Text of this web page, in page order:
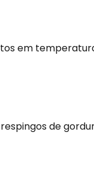
em
de